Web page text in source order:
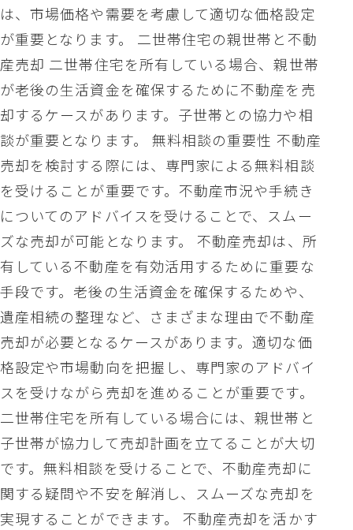
は、市場価格や需要を考慮して適切な価格設定
が重要となります。 二世帯住宅の親世帯と不動
産売却 二世帯住宅を所有している場合、親世帯
が老後の生活資金を確保するために不動産を売
却するケースがあります。子世帯との協力や相
談が重要となります。 無料相談の重要性 不動産
売却を検討する際には、専門家による無料相談
を受けることが重要です。不動産市況や手続き
についてのアドバイスを受けることで、スムー
ズな売却が可能となります。 不動産売却は、所
有している不動産を有効活用するために重要な
手段です。老後の生活資金を確保するためや、
遺産相続の整理など、さまざまな理由で不動産
売却が必要となるケースがあります。適切な価
格設定や市場動向を把握し、専門家のアドバイ
スを受けながら売却を進めることが重要です。
二世帯住宅を所有している場合には、親世帯と
子世帯が協力して売却計画を立てることが大切
です。無料相談を受けることで、不動産売却に
関する疑問や不安を解消し、スムーズな売却を
実現することができます。 不動産売却を活かす